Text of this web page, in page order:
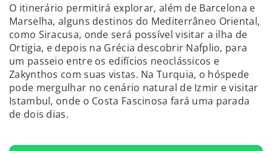
O itinerário permitirá explorar, além de Barcelona e
Marselha, alguns destinos do Mediterrâneo Oriental,
como Siracusa, onde será possível visitar a ilha de
Ortigia, e depois na Grécia descobrir Nafplio, para
um passeio entre os edifícios neoclássicos e
Zakynthos com suas vistas. Na Turquia, o hóspede
pode mergulhar no cenário natural de Izmir e visitar
Istambul, onde o Costa Fascinosa fará uma parada
de dois dias.